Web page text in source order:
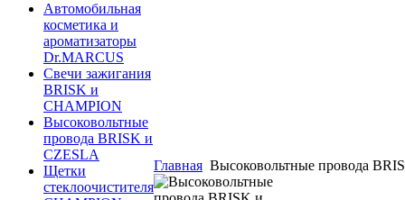
Автомобильная
косметика и
ароматизаторы
Dr.MARCUS
Свечи зажигания
BRISK и
CHAMPION
Высоковольтные
провода BRISK и
СZESLA
Щетки
стеклоочистителя
Главная Высоковольтные провода